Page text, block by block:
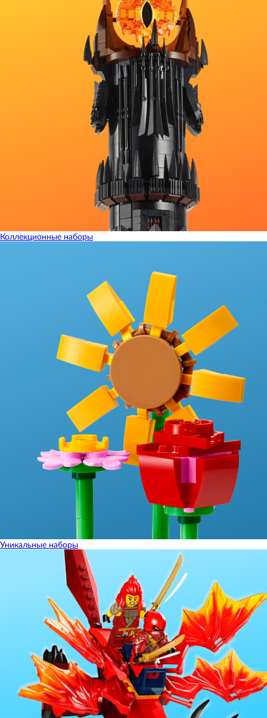
Коллекционные наборы
Уникальные наборы